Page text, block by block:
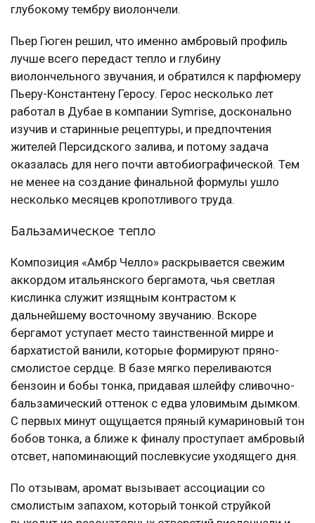
глубокому тембру виолончели.
Пьер Гюген решил, что именно амбровый профиль
лучше всего передаст тепло и глубину
виолончельного звучания, и обратился к парфюмеру
Пьеру-Константену Геросу. Герос несколько лет
работал в Дубае в компании Symrise, досконально
изучив и старинные рецептуры, и предпочтения
жителей Персидского залива, и потому задача
оказалась для него почти автобиографической. Тем
не менее на создание финальной формулы ушло
несколько месяцев кропотливого труда.
Бальзамическое тепло
Композиция «Амбр Челло» раскрывается свежим
аккордом итальянского бергамота, чья светлая
кислинка служит изящным контрастом к
дальнейшему восточному звучанию. Вскоре
бергамот уступает место таинственной мирре и
бархатистой ванили, которые формируют пряно-
смолистое сердце. В базе мягко переливаются
бензоин и бобы тонка, придавая шлейфу сливочно-
бальзамический оттенок с едва уловимым дымком.
С первых минут ощущается пряный кумариновый тон
бобов тонка, а ближе к финалу проступает амбровый
отсвет, напоминающий послевкусие уходящего дня.
По отзывам, аромат вызывает ассоциации со
смолистым запахом, который тонкой струйкой